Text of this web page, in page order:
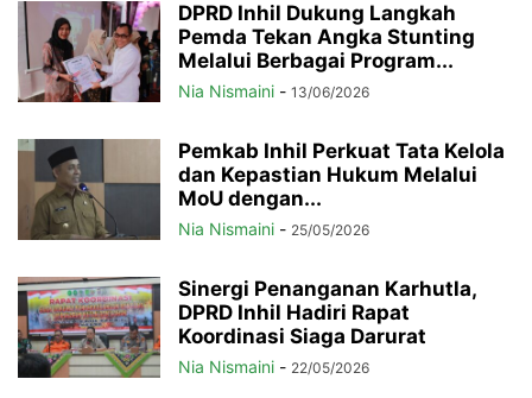
DPRD Inhil Dukung Langkah
Pemda Tekan Angka Stunting
Melalui Berbagai Program...
Nia Nismaini - 13/06/2026
Pemkab Inhil Perkuat Tata Kelola
dan Kepastian Hukum Melalui
MoU dengan...
Nia Nismaini - 25/05/2026
Sinergi Penanganan Karhutla,
DPRD Inhil Hadiri Rapat
Koordinasi Siaga Darurat
Nia Nismaini - 22/05/2026